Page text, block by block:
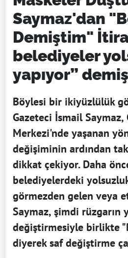
Saymaz'dan
Demiştim"
belediyeler
yapıyor”
Böylesi bir ikiyüzlülük
Gazeteci İsmail Saymaz,
Merkezi'nde yaşanan
değişiminin ardından
dikkat çekiyor. Daha
belediyelerdeki
görmezden gelen veya
Saymaz, şimdi rüzgarın
değiştirmesiyle birlikte
diyerek saf değiştirme